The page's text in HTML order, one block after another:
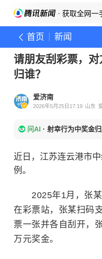
· 获取全网一
首页 新闻
请朋友刮彩票，
归谁？
爱济南
2026年5月25日17:19 山东
问AI · 射幸行为中奖金
近日，江苏连云港市
例。
2025年1月，张某
在彩票站，张某扫码
票一张并各自刮开，
万元奖金。